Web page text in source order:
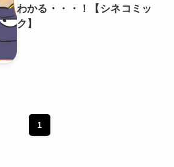
わかる・・・！【シネコミッ
ク】
1